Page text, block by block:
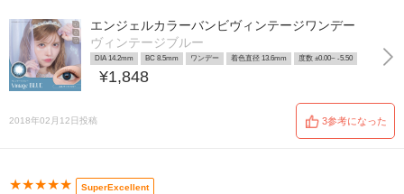
エンジェルカラーバンビヴィンテージワンデー
ヴィンテージブルー
DIA 14.2mm BC 8.5mm ワンデー 着色直径 13.6mm 度数 ±0.00~ -5.50
¥1,848
2018年02月12日投稿 3参考になった
★★★★★ SuperExcellent